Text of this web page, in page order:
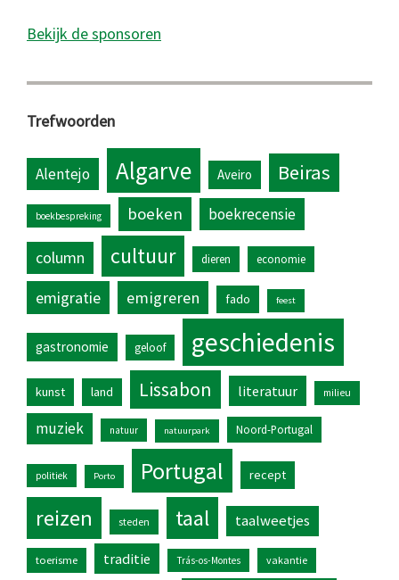
Bekijk de sponsoren
Trefwoorden
Alentejo Algarve Aveiro Beiras
boekbespreking boeken boekrecensie
column cultuur dieren economie
emigratie emigreren fado feest
gastronomie geloof geschiedenis
kunst land Lissabon literatuur milieu
muziek natuur natuurpark Noord-Portugal
politiek Porto Portugal recept
reizen steden taal taalweetjes
toerisme traditie Trás-os-Montes vakantie